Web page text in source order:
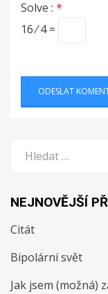
Solve : *
16 ⁄ 4 =
NEJNOVĚJŠÍ
Citát
Bipolární svět
Jak jsem (možná)